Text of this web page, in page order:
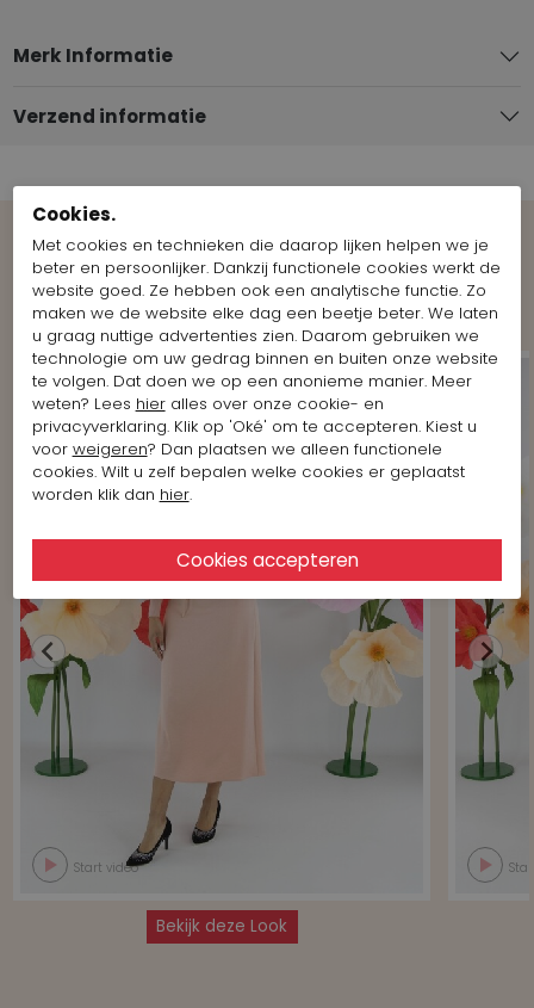
Merk Informatie
Verzend informatie
Bekijk meer Looks van het merk
Marc Cain
Start video
Bekijk deze Look
Cookies.
Met cookies en technieken die daarop lijken helpen we je
beter en persoonlijker. Dankzij functionele cookies werkt de
website goed. Ze hebben ook een analytische functie. Zo
maken we de website elke dag een beetje beter. We laten
u graag nuttige advertenties zien. Daarom gebruiken we
technologie om uw gedrag binnen en buiten onze website
te volgen. Dat doen we op een anonieme manier. Meer
weten? Lees hieralles over onze cookie- en
privacyverklaring. Klik op 'Oké' om te accepteren. Kiest u
voor weigeren? Dan plaatsen we alleen functionele
cookies. Wilt u zelf bepalen welke cookies er geplaatst
worden klik dan hier.